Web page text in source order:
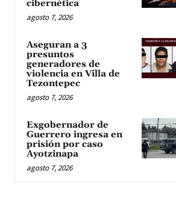
cibernética
agosto 7, 2026
Aseguran a 3
presuntos
generadores de
violencia en Villa de
Tezontepec
agosto 7, 2026
Exgobernador de
Guerrero ingresa en
prisión por caso
Ayotzinapa
agosto 7, 2026